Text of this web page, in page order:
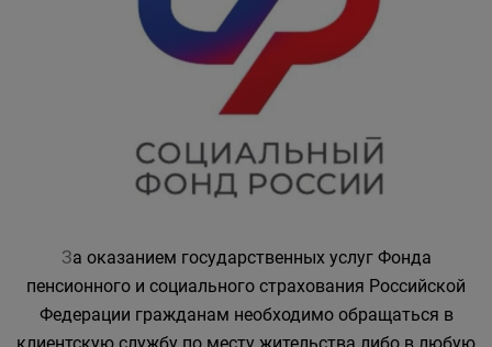
За оказанием государственных услуг Фонда
пенсионного и социального страхования Российской
Федерации гражданам необходимо обращаться в
клиентскую службу по месту жительства либо в любую